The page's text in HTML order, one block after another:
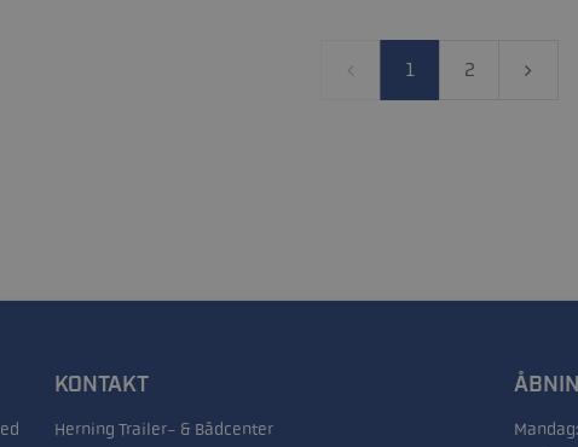
1 2
KONTAKT
Herning Trailer- & Bådcenter
Mandag: